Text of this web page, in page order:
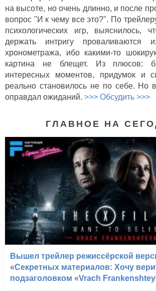
на высоте, но очень длинно, и после
вопрос "И к чему все это?". По
психологических игр, выяснилось,
держать интригу проваливаются
хронометража, ибо какими-то
картина не блещет. Из плюсов:
интересных моментов, придумок и
реально становилось не по себе. Но
оправдал ожиданий. >>> Обсудить >>>
ГЛАВНОЕ НА
Вышел трейлер режиссёрской
«Секретных материалов: Хочу
подзаголовком «Vrach